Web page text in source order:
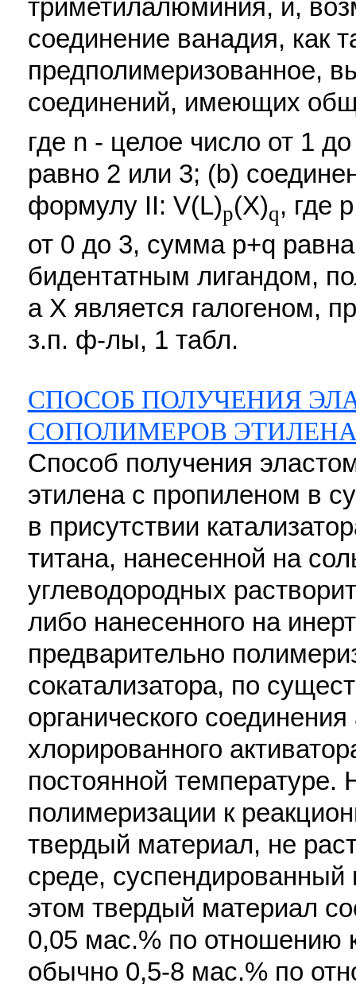
триметилалюминия, и,
соединение ванадия, как
предполимеризованное,
соединений, имеющих
где n - целое число от 1
равно 2 или 3; (b)
формулу II: V(L)p(X)q, где
от 0 до 3, сумма р+q
бидентатным лигандом,
а Х является галогеном,
з.п. ф-лы, 1 табл.
СПОСОБ ПОЛУЧЕНИЯ
СОПОЛИМЕРОВ
Способ получения
этилена с пропиленом в
в присутствии
титана, нанесенной на
углеводородных
либо нанесенного на
предварительно
сокатализатора, по
органического
хлорированного
постоянной температуре.
полимеризации к
твердый материал, не
среде,
этом твердый материал
0,05 мас.% по отношению
обычно 0,5-8 мас.% по